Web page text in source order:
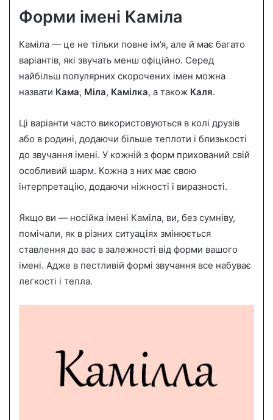
Форми імені Каміла
Каміла — це не тільки повне ім’я, але й має багато
варіантів, які звучать менш офіційно. Серед
найбільш популярних скорочених імен можна
назвати Кама, Міла, Камілка, а також Каля.
Ці варіанти часто використовуються в колі друзів
або в родині, додаючи більше теплоти і близькості
до звучання імені. У кожній з форм прихований свій
особливий шарм. Кожна з них має свою
інтерпретацію, додаючи ніжності і виразності.
Якщо ви — носійка імені Каміла, ви, без сумніву,
помічали, як в різних ситуаціях змінюється
ставлення до вас в залежності від форми вашого
імені. Адже в пестливій формі звучання все набуває
легкості і тепла.